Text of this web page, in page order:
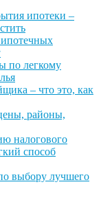
ипотеки –
по легкому
– что это, как
районы,
налогового
способ
выбору лучшего